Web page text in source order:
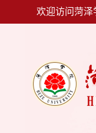
欢迎访问菏泽